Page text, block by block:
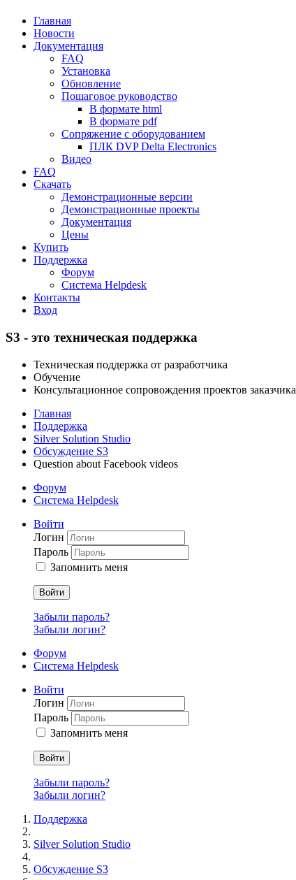
Главная
Новости
Документация
FAQ
Установка
Обновление
Пошаговое руководство
В формате html
В формате pdf
Сопряжение с оборудованием
ПЛК DVP Delta Electronics
Видео
FAQ
Скачать
Демонстрационные версии
Демонстрационные проекты
Документация
Цены
Купить
Поддержка
Форум
Система Helpdesk
Контакты
Вход
S3 - это техническая поддержка
Техническая поддержка от разработчика
Обучение
Консультационное сопровождения проектов заказчика
Главная
Поддержка
Silver Solution Studio
Обсуждение S3
Question about Facebook videos
Форум
Система Helpdesk
Войти
Логин
Пароль
Запомнить меня
Войти
Забыли пароль?
Забыли логин?
Форум
Система Helpdesk
Войти
Логин
Пароль
Запомнить меня
Войти
Забыли пароль?
Забыли логин?
Поддержка
Silver Solution Studio
Обсуждение S3